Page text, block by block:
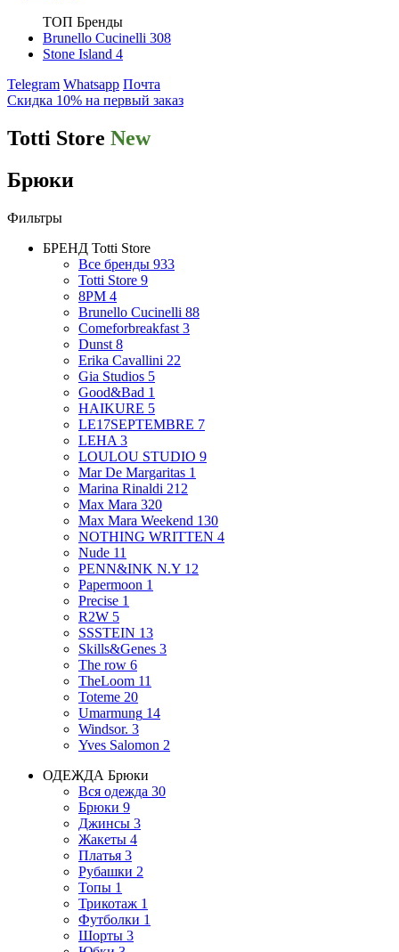
ТОП Бренды
Brunello Cucinelli 308
Stone Island 4
Telegram Whatsapp Почта
Скидка 10% на первый заказ
Totti Store New
Брюки
Фильтры
БРЕНД Totti Store
Все бренды 933
Totti Store 9
8PM 4
Brunello Cucinelli 88
Comeforbreakfast 3
Dunst 8
Erika Cavallini 22
Gia Studios 5
Good&Bad 1
HAIKURE 5
LE17SEPTEMBRE 7
LEHA 3
LOULOU STUDIO 9
Mar De Margaritas 1
Marina Rinaldi 212
Max Mara 320
Max Mara Weekend 130
NOTHING WRITTEN 4
Nude 11
PENN&INK N.Y 12
Papermoon 1
Precise 1
R2W 5
SSSTEIN 13
Skills&Genes 3
The row 6
TheLoom 11
Toteme 20
Umarmung 14
Windsor. 3
Yves Salomon 2
ОДЕЖДА Брюки
Вся одежда 30
Брюки 9
Джинсы 3
Жакеты 4
Платья 3
Рубашки 2
Топы 1
Трикотаж 1
Футболки 1
Шорты 3